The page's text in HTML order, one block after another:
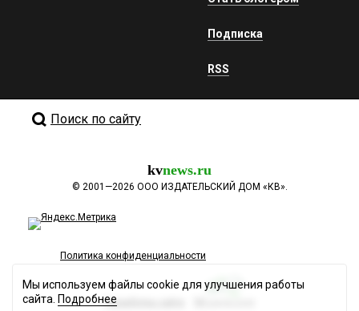
Подписка
RSS
Поиск по сайту
kvnews.ru
© 2001—2026 ООО ИЗДАТЕЛЬСКИЙ ДОМ «КВ».
Политика конфиденциальности
Разработка сайта
Мы используем файлы cookie для улучшения работы
сайта. Подробнее